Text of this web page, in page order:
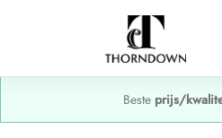
Beste prijs/